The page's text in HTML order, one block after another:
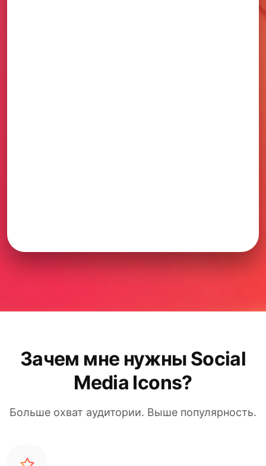
Зачем мне нужны Social
Media Icons?
Больше охват аудитории. Выше популярность.